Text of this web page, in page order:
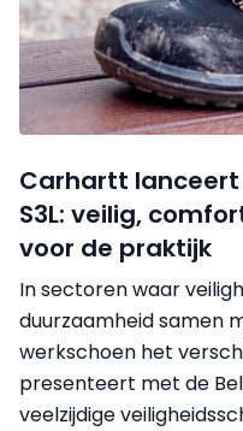
Carhartt lanceert
S3L: veilig,
voor de praktijk
In sectoren waar
duurzaamheid samen
werkschoen het
presenteert met de
veelzijdige